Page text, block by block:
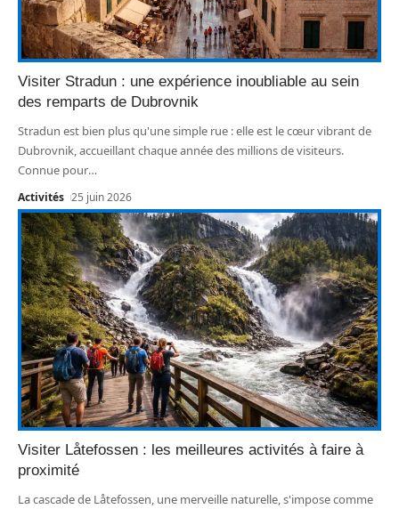
Visiter Stradun : une expérience inoubliable au sein
des remparts de Dubrovnik
Stradun est bien plus qu'une simple rue : elle est le cœur vibrant de
Dubrovnik, accueillant chaque année des millions de visiteurs.
Connue pour…
Activités 25 juin 2026
Visiter Låtefossen : les meilleures activités à faire à
proximité
La cascade de Låtefossen, une merveille naturelle, s'impose comme